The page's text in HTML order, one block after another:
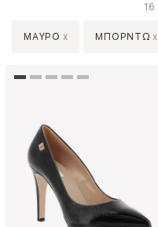
16
ΜΑΥΡΟ x ΜΠΟΡΝΤΩ x